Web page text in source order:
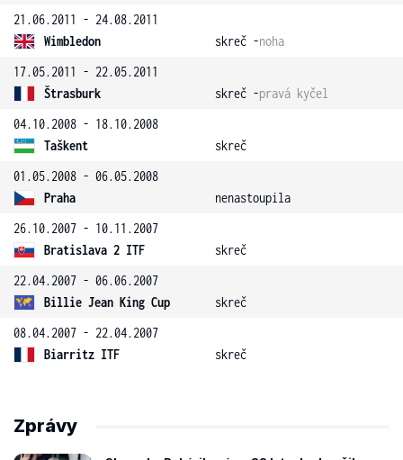
21.06.2011 - 24.08.2011
Wimbledon
skreč -noha
17.05.2011 - 22.05.2011
Štrasburk
skreč -pravá kyčel
04.10.2008 - 18.10.2008
Taškent
skreč
01.05.2008 - 06.05.2008
Praha
nenastoupila
26.10.2007 - 10.11.2007
Bratislava 2 ITF
skreč
22.04.2007 - 06.06.2007
Billie Jean King Cup
skreč
08.04.2007 - 22.04.2007
Biarritz ITF
skreč
Zprávy